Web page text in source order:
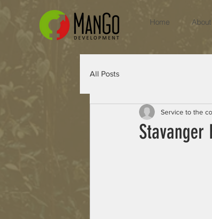
Home About
All Posts
Stavanger
Service to the